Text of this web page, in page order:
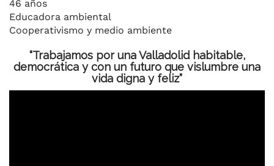
46 años
Educadora ambiental
Cooperativismo y medio ambiente
“Trabajamos por una Valladolid habitable,
democrática y con un futuro que vislumbre una
vida digna y feliz”